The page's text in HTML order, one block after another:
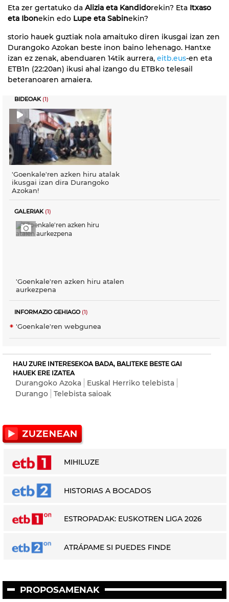
Eta zer gertatuko da Alizia eta Kandidorekin? Eta Itxaso
eta Ibonekin edo Lupe eta Sabinekin?
storio hauek guztiak nola amaituko diren ikusgai izan zen
Durangoko Azokan beste inon baino lehenago. Hantxe
izan ez zenak, abenduaren 14tik aurrera, eitb.eus-en eta
ETB1n (22:20an) ikusi ahal izango du ETBko telesail
beteranoaren amaiera.
BIDEOAK (1)
'Goenkale'ren azken hiru atalak
ikusgai izan dira Durangoko
Azokan!
GALERIAK (1)
'Goenkale'ren azken hiru atalen
aurkezpena
INFORMAZIO GEHIAGO(1)
'Goenkale'ren webgunea
HAU ZURE INTERESEKOA BADA, BALITEKE BESTE GAI
HAUEK ERE IZATEA
Durangoko Azoka
Euskal Herriko telebista
Durango
Telebista saioak
MIHILUZE
HISTORIAS A BOCADOS
ESTROPADAK: EUSKOTREN LIGA 2026
ATRÁPAME SI PUEDES FINDE
PROPOSAMENAK